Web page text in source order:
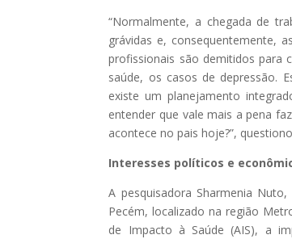
“Normalmente, a chegada de
grávidas e, consequentemente,
profissionais são demitidos para
saúde, os casos de depressão.
existe um planejamento
entender que vale mais a pena
acontece no pais hoje?”,
Interesses políticos e
A pesquisadora Sharmenia
Pecém, localizado na região
de Impacto à Saúde (AIS), a